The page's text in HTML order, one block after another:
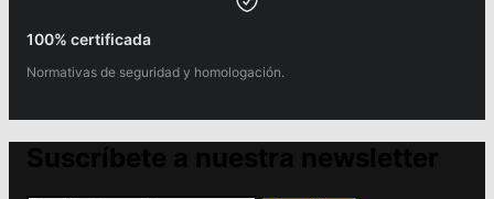
100% certificada
Normativas de seguridad y homologación.